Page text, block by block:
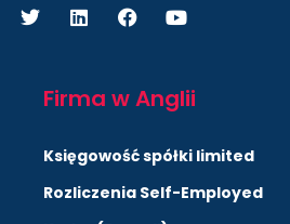
Firma w Anglii
Księgowość spółki limited
Rozliczenia Self-Employed